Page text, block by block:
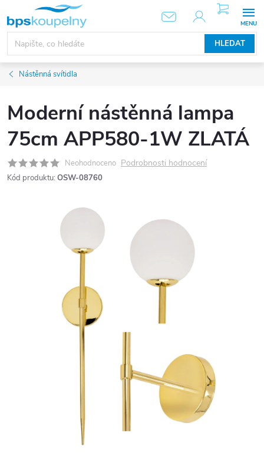
obsah
HLEDAT
NÁKUPNÍ
KOŠÍK
Nástěnná svítidla
Moderní nástěnná lampa
75cm APP580-1W ZLATÁ
Neohodnoceno Podrobnosti hodnocení
Kód produktu: OSW-08760